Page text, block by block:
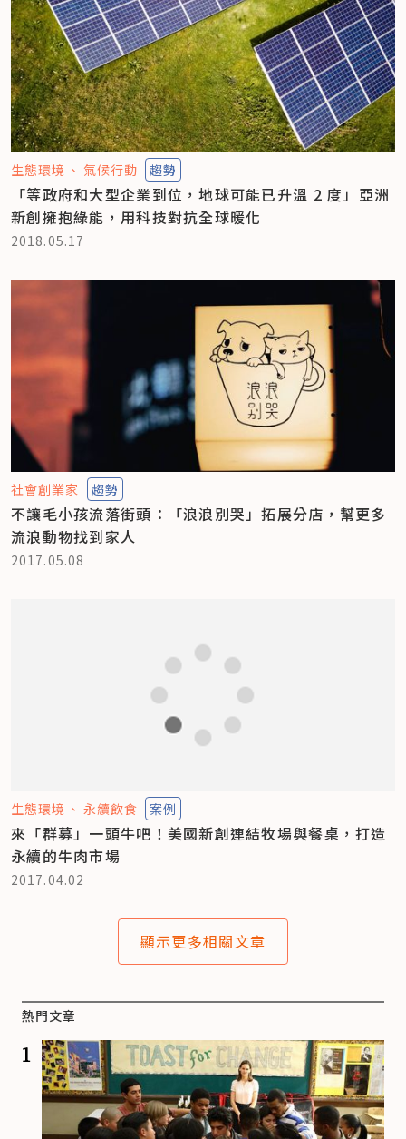
生態環境 氣候行動 趨勢
「等政府和大型企業到位，地球可能已升溫 2 度」亞洲
新創擁抱綠能，用科技對抗全球暖化
2018.05.17
社會創業家 趨勢
不讓毛小孩流落街頭：「浪浪別哭」拓展分店，幫更多
流浪動物找到家人
2017.05.08
生態環境 永續飲食 案例
來「群募」一頭牛吧！美國新創連結牧場與餐桌，打造
永續的牛肉市場
2017.04.02
顯示更多相關文章
熱門文章
1